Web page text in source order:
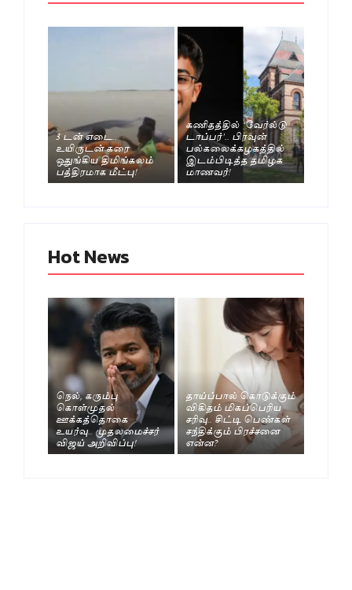
3 டன் எடை..
உயிருடன் கரை
ஒதுங்கிய திமிங்கலம்
பத்திரமாக மீட்பு!
கணிதத்தில் ‘வேர்ல்டு
டாப்பர்’.. பிரவுன்
பல்கலைக்கழகத்தில்
இடம்பிடித்த தமிழக
மாணவர்!
Hot News
நெல், கரும்பு
கொள்முதல்
ஊக்கத்தொகை
உயர்வு.. முதலமைச்சர்
விஜய் அறிவிப்பு!
தாய்ப்பால் கொடுக்கும்
விகிதம் மிகப்பெரிய
சரிவு.. சிட்டி பெண்கள்
சந்திக்கும் பிரச்சனை
என்ன?